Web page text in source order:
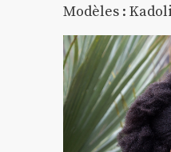
Modèles :